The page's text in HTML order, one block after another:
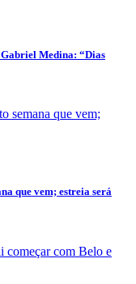
Medina: “Dias
que vem; estreia será